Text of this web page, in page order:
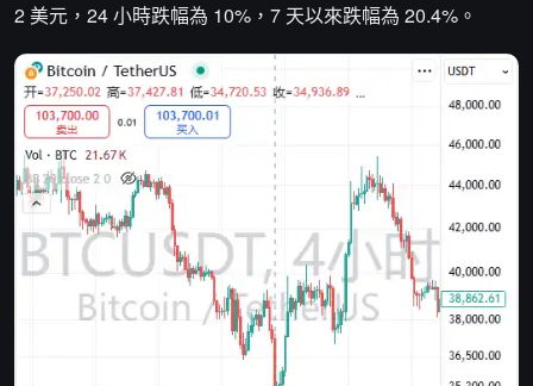
2 美元，24 小時跌幅為 10%，7 天以來跌幅為 20.4%。